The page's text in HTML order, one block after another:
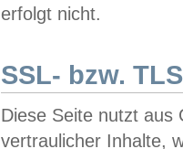
erfolgt nicht.
SSL- bzw.
Diese Seite nutzt aus
vertraulicher Inhalte,